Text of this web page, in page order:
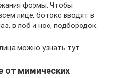
формы. Чтобы
лице, ботокс вводят в
в лоб и нос, подбородок.
можно узнать тут.
от мимических